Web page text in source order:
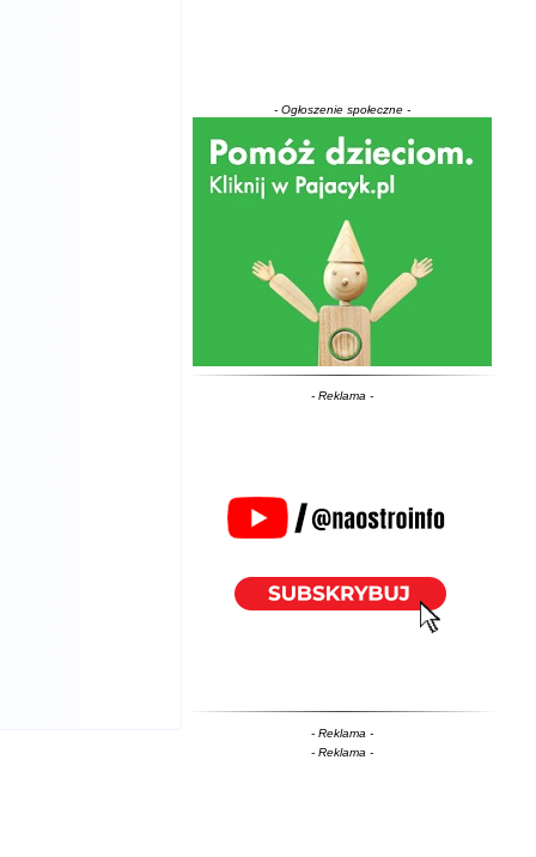
- Ogłoszenie społeczne -
- Reklama -
- Reklama -
- Reklama -